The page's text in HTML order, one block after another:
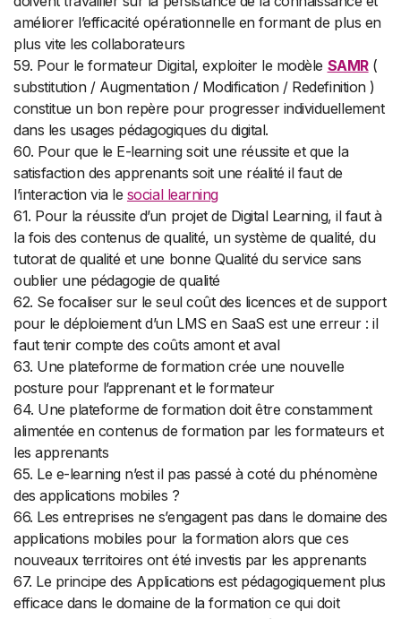
améliorer l’efficacité opérationnelle en formant de plus en
plus vite les collaborateurs
59. Pour le formateur Digital, exploiter le modèle SAMR(
substitution / Augmentation / Modification / Redefinition )
constitue un bon repère pour progresser individuellement
dans les usages pédagogiques du digital.
60. Pour que le E-learning soit une réussite et que la
satisfaction des apprenants soit une réalité il faut de
l’interaction via le social learning
61. Pour la réussite d’un projet de Digital Learning, il faut à
la fois des contenus de qualité, un système de qualité, du
tutorat de qualité et une bonne Qualité du service sans
oublier une pédagogie de qualité
62. Se focaliser sur le seul coût des licences et de support
pour le déploiement d’un LMS en SaaS est une erreur : il
faut tenir compte des coûts amont et aval
63. Une plateforme de formation crée une nouvelle
posture pour l’apprenant et le formateur
64. Une plateforme de formation doit être constamment
alimentée en contenus de formation par les formateurs et
les apprenants
65. Le e-learning n’est il pas passé à coté du phénomène
des applications mobiles ?
66. Les entreprises ne s’engagent pas dans le domaine des
applications mobiles pour la formation alors que ces
nouveaux territoires ont été investis par les apprenants
67. Le principe des Applications est pédagogiquement plus
efficace dans le domaine de la formation ce qui doit